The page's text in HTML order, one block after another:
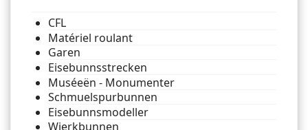
CFL
Matériel roulant
Garen
Eisebunnsstrecken
Muséeën - Monumenter
Schmuelspurbunnen
Eisebunnsmodeller
Wierkbunnen